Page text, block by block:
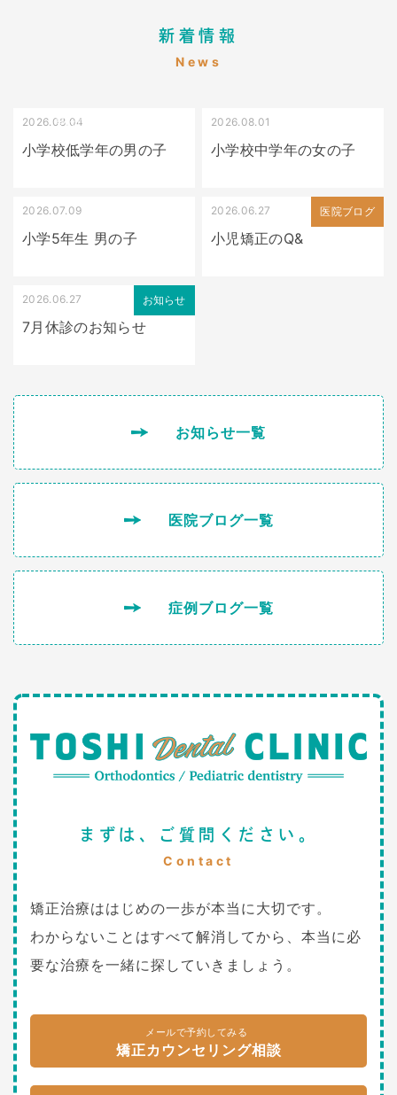
新着情報
News
受け口（しゃくれている）
2026.08.04
小学校低学年の男の子
2026.08.01
小学校中学年の女の子
2026.07.09
小学5年生 男の子
医院ブログ
2026.06.27
小児矯正のQ&
お知らせ
2026.06.27
7月休診のお知らせ
お知らせ一覧
医院ブログ一覧
症例ブログ一覧
まずは、ご質問ください。
Contact
矯正治療ははじめの一歩が本当に大切です。
わからないことはすべて解消してから、本当に必
要な治療を一緒に探していきましょう。
メールで予約してみる
矯正カウンセリング相談